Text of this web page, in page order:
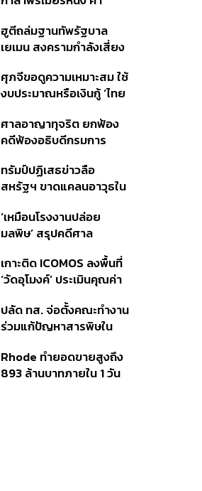
ฮูตีถล่มฐานทัพรัฐบาล
เยเมน สงครามกำลังเสี่ยง
ศุภจีขอดูความเหมาะสม ใช้
งบประมาณหรือเงินกู้ ‘ไทย
‘ไทยช่วยไทยพลัส เฟส 2’
ไม่จำเป็นต้องออกพร้อมกัน
ศาลอาญาทุจริต ยกฟ้อง
คดีฟ้องอธิบดีกรมการ
จังหวัดภูเก็ต’ ชอบด้วยขั้น
ตอน
ทรัมป์ปฏิเสธข่าวลือ
สหรัฐฯ ขาดแคลนอาวุธใน
เผยกำลังล่าตัวคนปล่อย
ข่าว
‘เหมือนโรงงานปล่อย
มลพิษ’ สรุปคดีศาล
กระทบสุขภาพจิตเด็ก คุม
เข้ม AI Chatbot
เกาะติด ICOMOS ลงพื้นที่
‘วัดอุโมงค์’ ประเมินคุณค่า
มรดกโลกปี 2570
ปลัด ทส. จ่อตั้งคณะทำงาน
ร่วมแก้ปัญหาสารพิษใน
เมียนมา เล็งเริ่มถกนัดแรก
ส.ค.นี้
Rhode ทำยอดขายสูงถึง
893 ล้านบาทภายใน 1 วัน